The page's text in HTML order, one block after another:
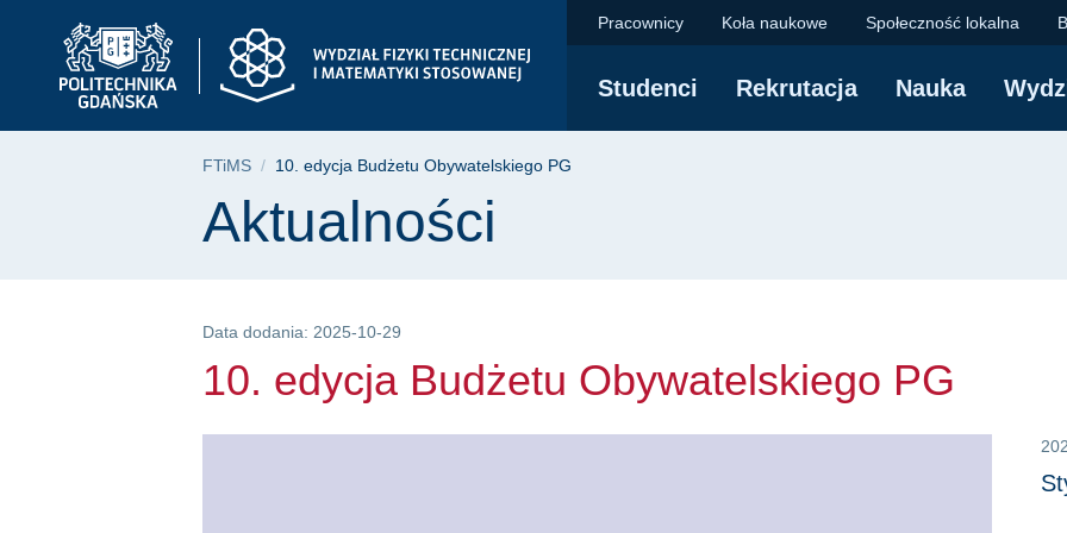
głównego
wyszukiwarki
10. edycja Budżetu Obywatelskiego PG |
Pracownicy Koła naukowe Społeczność lokalna
Studenci Rekrutacja Nauka
Ścieżka nawigacyjna
FTiMS 10. edycja Budżetu Obywatelskiego PG
Treść strony
Aktualności
Data dodania: 2025-10-29
10. edycja Budżetu Obywatelskiego PG